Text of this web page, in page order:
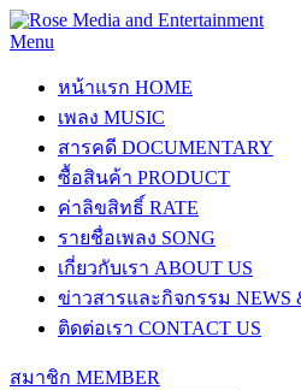
Menu
หน้าแรก HOME
เพลง MUSIC
สารคดี DOCUMENTARY
ซื้อสินค้า PRODUCT
ค่าลิขสิทธิ์ RATE
รายชื่อเพลง SONG
เกี่ยวกับเรา ABOUT US
ข่าวสารและกิจกรรม NEWS
ติดต่อเรา CONTACT US
สมาชิก MEMBER